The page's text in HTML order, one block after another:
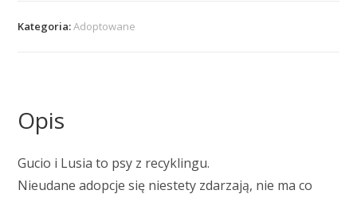
Kategoria:Adoptowane
Opis
Gucio i Lusia to psy z recyklingu.
Nieudane adopcje się niestety zdarzają, nie ma co